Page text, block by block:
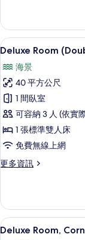
所
有
相
片
Suite
with
Club
Sea
View
的
詳
情
顯
Deluxe
Room
(Double
Bed)
Sea
View
的
相
片
8
Deluxe Room
海景
40 平方公尺
1 間臥室
可容納 3 人 (依實
1 張標準雙人床
免費無線上網
更多資訊
更
(Double
Bed)
Sea
顯 6
Deluxe Room,